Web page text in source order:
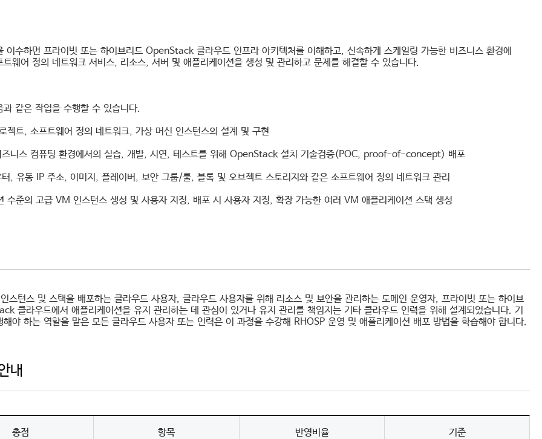
이수하면 프라이빗 또는 하이브리드 OpenStack 클라우드 인프라 아키텍처를 이해하고, 신속하게 스케일링 가능한 비즈니스 환경에
트웨어 정의 네트워크 서비스, 리소스, 서버 및 애플리케이션을 생성 및 관리하고 문제를 해결할 수 있습니다.
과 같은 작업을 수행할 수 있습니다.
젝트, 소프트웨어 정의 네트워크, 가상 머신 인스턴스의 설계 및 구현
즈니스 컴퓨팅 환경에서의 실습, 개발, 시연, 테스트를 위해 OpenStack 설치 기술검증(POC, proof-of-concept) 배포
, 유동 IP 주소, 이미지, 플레이버, 보안 그룹/룰, 블록 및 오브젝트 스토리지와 같은 소프트웨어 정의 네트워크 관리
수준의 고급 VM 인스턴스 생성 및 사용자 지정, 배포 시 사용자 지정, 확장 가능한 여러 VM 애플리케이션 스택 생성
스턴스 및 스택을 배포하는 클라우드 사용자, 클라우드 사용자를 위해 리소스 및 보안을 관리하는 도메인 운영자, 프라이빗 또는 하이브
클라우드에서 애플리케이션을 유지 관리하는 데 관심이 있거나 유지 관리를 책임지는 기타 클라우드 인력을 위해 설계되었습니다. 기
해야 하는 역할을 맡은 모든 클라우드 사용자 또는 인력은 이 과정을 수강해 RHOSP 운영 및 애플리케이션 배포 방법을 학습해야 합니다.
내
총점 항목 반영비율 기준